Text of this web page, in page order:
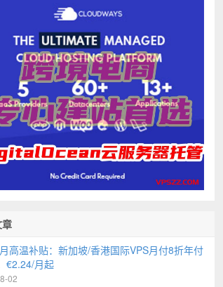
高温补贴：新加坡/香港国际VPS月付8折年付
€2.24/月起
02